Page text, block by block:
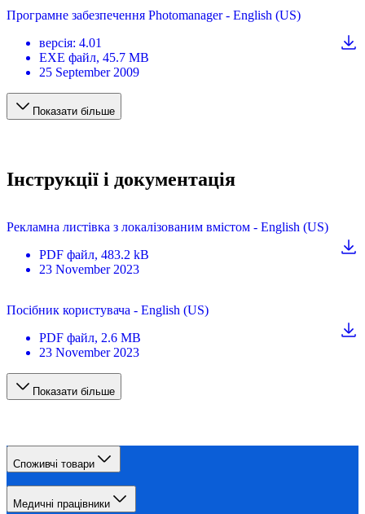
Програмне забезпечення Photomanager - English (US)
версія: 4.01
EXE файл, 45.7 MB
25 September 2009
Показати більше
Інструкції і документація
Рекламна листівка з локалізованим вмістом - English (US)
PDF файл, 483.2 kB
23 November 2023
Посібник користувача - English (US)
PDF файл, 2.6 MB
23 November 2023
Показати більше
Споживчі товари
Медичні працівники